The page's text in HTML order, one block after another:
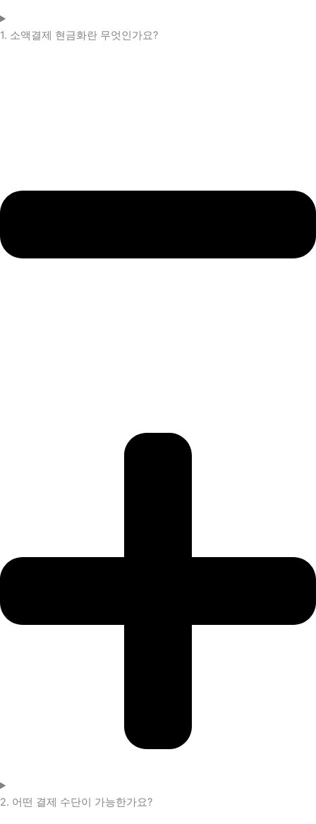
1. 소액결제 현금화란 무엇인가요?
2. 어떤 결제 수단이 가능한가요?